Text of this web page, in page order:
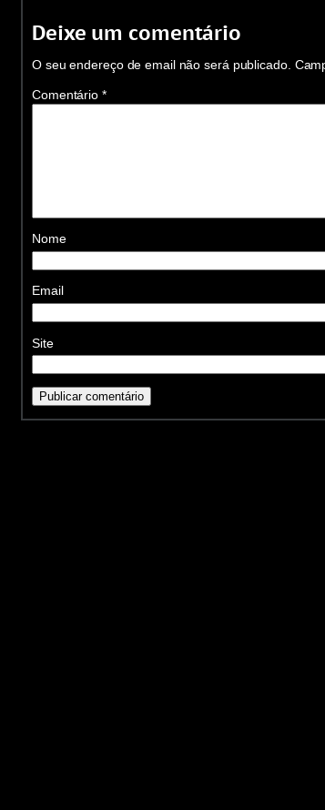
Deixe um comentário
O seu endereço de email não será publicado.
Comentário *
Nome
Email
Site